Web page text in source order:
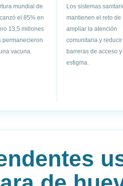
mundial de
el 85% en
13,5 millones
permanecieron
vacuna.
Los sistemas
mantienen el reto de
ampliar la atención
comunitaria y
barreras de acceso y
estigma.